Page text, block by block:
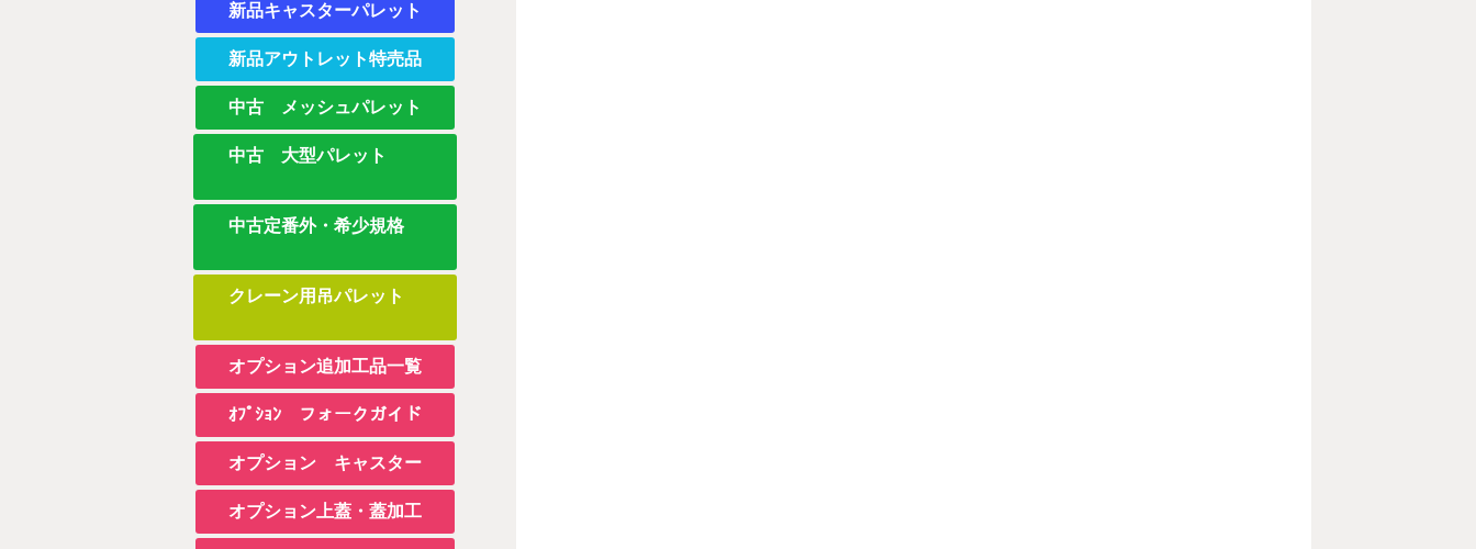
新品キャスターパレット
新品アウトレット特売品
中古 メッシュパレット
中古 大型パレット
中古定番外・希少規格
クレーン用吊パレット
オプション追加工品一覧
ｵﾌﾟｼｮﾝ フォークガイド
オプション キャスター
オプション上蓋・蓋加工